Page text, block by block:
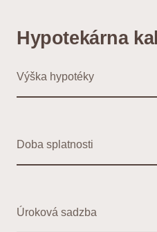
Hypotekárna
Výška hypotéky
Doba splatnosti
Úroková sadzba